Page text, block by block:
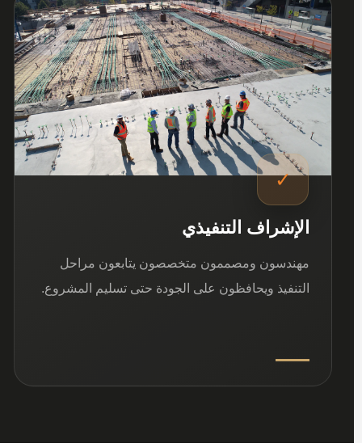
03
✓
الإشراف التنفيذي
مهندسون ومصممون متخصصون يتابعون مراحل
التنفيذ ويحافظون على الجودة حتى تسليم المشروع.